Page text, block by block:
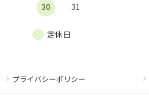
30 31
定休日
プライバシーポリシー